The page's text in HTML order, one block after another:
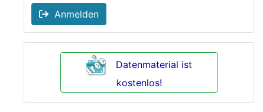
Anmelden
Datenmaterial ist
kostenlos!